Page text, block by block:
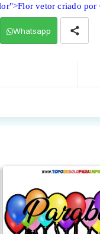
vetor criado
Whatsapp